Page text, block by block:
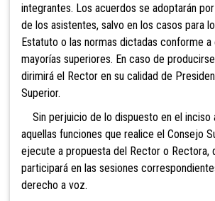
integrantes. Los acuerdos se adoptarán
de los asistentes, salvo en los casos para
Estatuto o las normas dictadas conforme
mayorías superiores. En caso de
dirimirá el Rector en su calidad de
Superior.
Sin perjuicio de lo dispuesto en el inciso
aquellas funciones que realice el Consejo
ejecute a propuesta del Rector o Rectora,
participará en las sesiones
derecho a voz.